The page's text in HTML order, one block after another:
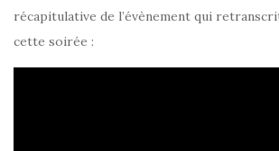
récapitulative de l’évènement qui
cette soirée :